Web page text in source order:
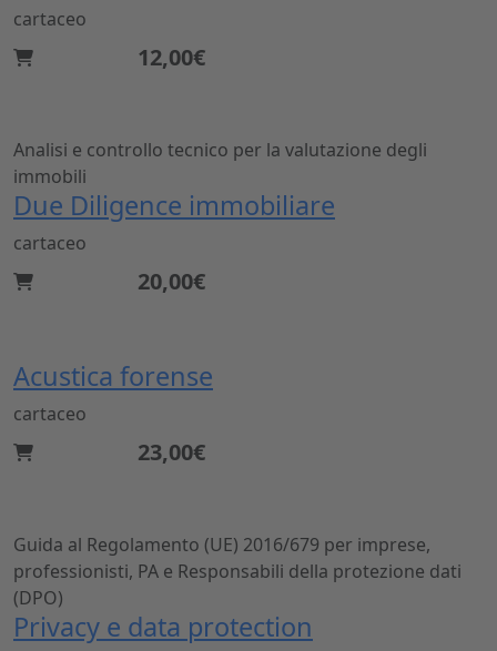
cartaceo
12,00€
Analisi e controllo tecnico per la valutazione degli
immobili
Due Diligence immobiliare
cartaceo
20,00€
Acustica forense
cartaceo
23,00€
Guida al Regolamento (UE) 2016/679 per imprese,
professionisti, PA e Responsabili della protezione dati
(DPO)
Privacy e data protection